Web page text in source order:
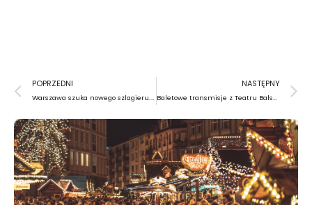
Prev
POPRZEDNI
Warszawa szuka nowego szlagieru. Konkurs Muzeum Powstania Warszawskiego
NASTĘPNY
Baletowe transmisje z Teatru Balshoi